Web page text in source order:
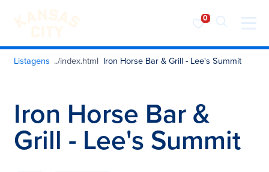
Visite o KC
Saltar para o conteúdo
Listagens Iron Horse Bar & Grill - Lee's Summit
Iron Horse Bar &
Grill - Lee's Summit